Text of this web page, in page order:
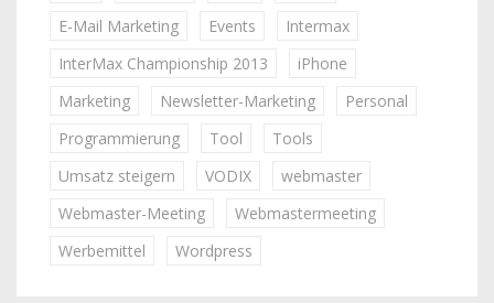
E-Mail Marketing
Events
Intermax
InterMax Championship 2013
iPhone
Marketing
Newsletter-Marketing
Personal
Programmierung
Tool
Tools
Umsatz steigern
VODIX
webmaster
Webmaster-Meeting
Webmastermeeting
Werbemittel
Wordpress